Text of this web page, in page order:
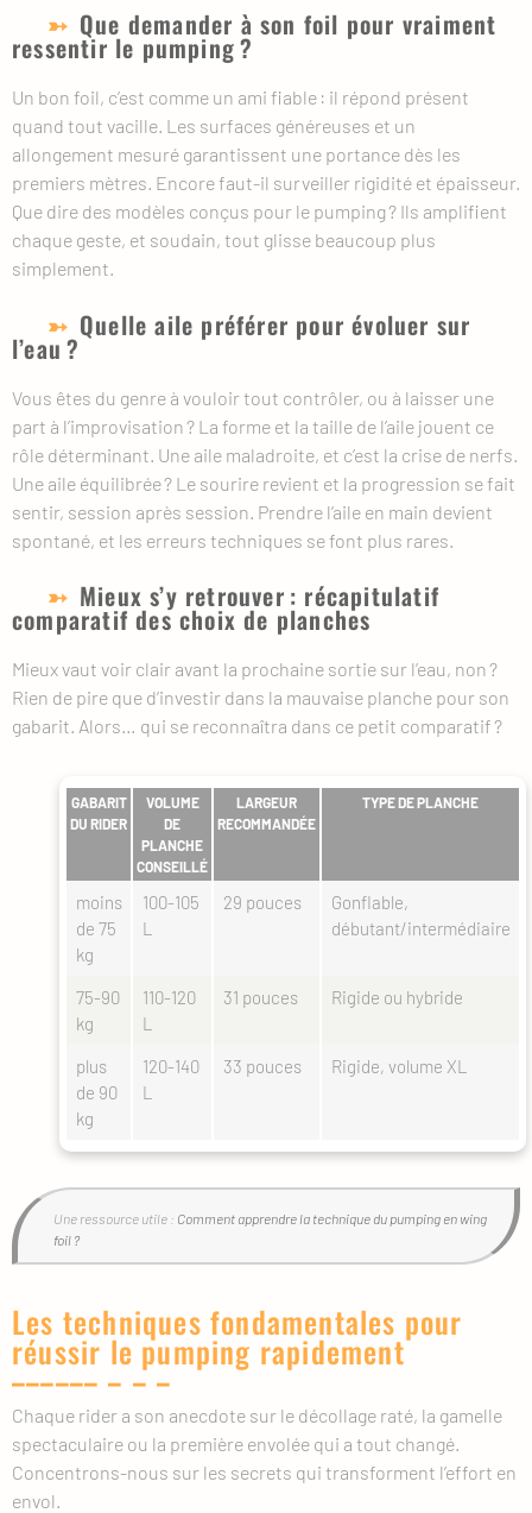
Que demander à son foil pour vraiment
ressentir le pumping ?
Un bon foil, c’est comme un ami fiable : il répond présent
quand tout vacille. Les surfaces généreuses et un
allongement mesuré garantissent une portance dès les
premiers mètres. Encore faut-il surveiller rigidité et épaisseur.
Que dire des modèles conçus pour le pumping ? Ils amplifient
chaque geste, et soudain, tout glisse beaucoup plus
simplement.
Quelle aile préférer pour évoluer sur
l’eau ?
Vous êtes du genre à vouloir tout contrôler, ou à laisser une
part à l’improvisation ? La forme et la taille de l’aile jouent ce
rôle déterminant. Une aile maladroite, et c’est la crise de nerfs.
Une aile équilibrée ? Le sourire revient et la progression se fait
sentir, session après session. Prendre l’aile en main devient
spontané, et les erreurs techniques se font plus rares.
Mieux s’y retrouver : récapitulatif
comparatif des choix de planches
Mieux vaut voir clair avant la prochaine sortie sur l’eau, non ?
Rien de pire que d’investir dans la mauvaise planche pour son
gabarit. Alors… qui se reconnaîtra dans ce petit comparatif ?
GABARIT
DU RIDER
VOLUME
DE
PLANCHE
CONSEILLÉ
LARGEUR
RECOMMANDÉE
TYPE DE PLANCHE
moins
de 75
kg
100-105
L
29 pouces
Gonflable,
débutant/intermédiaire
75-90
kg
110-120
L
31 pouces Rigide ou hybride
plus
de 90
kg
120-140
L
33 pouces Rigide, volume XL
Une ressource utile : Comment apprendre la technique du pumping en wing
foil ?
Les techniques fondamentales pour
réussir le pumping rapidement
Chaque rider a son anecdote sur le décollage raté, la gamelle
spectaculaire ou la première envolée qui a tout changé.
Concentrons-nous sur les secrets qui transforment l’effort en
envol.